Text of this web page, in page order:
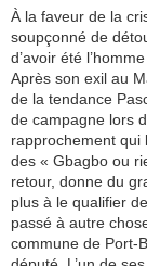
À la faveur de la
soupçonné de
d’avoir été
Après son exil au
de la tendance
de campagne lors
rapprochement qui
des « Gbagbo ou
retour, donne du
plus à le qualifier
passé à autre
commune de Port-